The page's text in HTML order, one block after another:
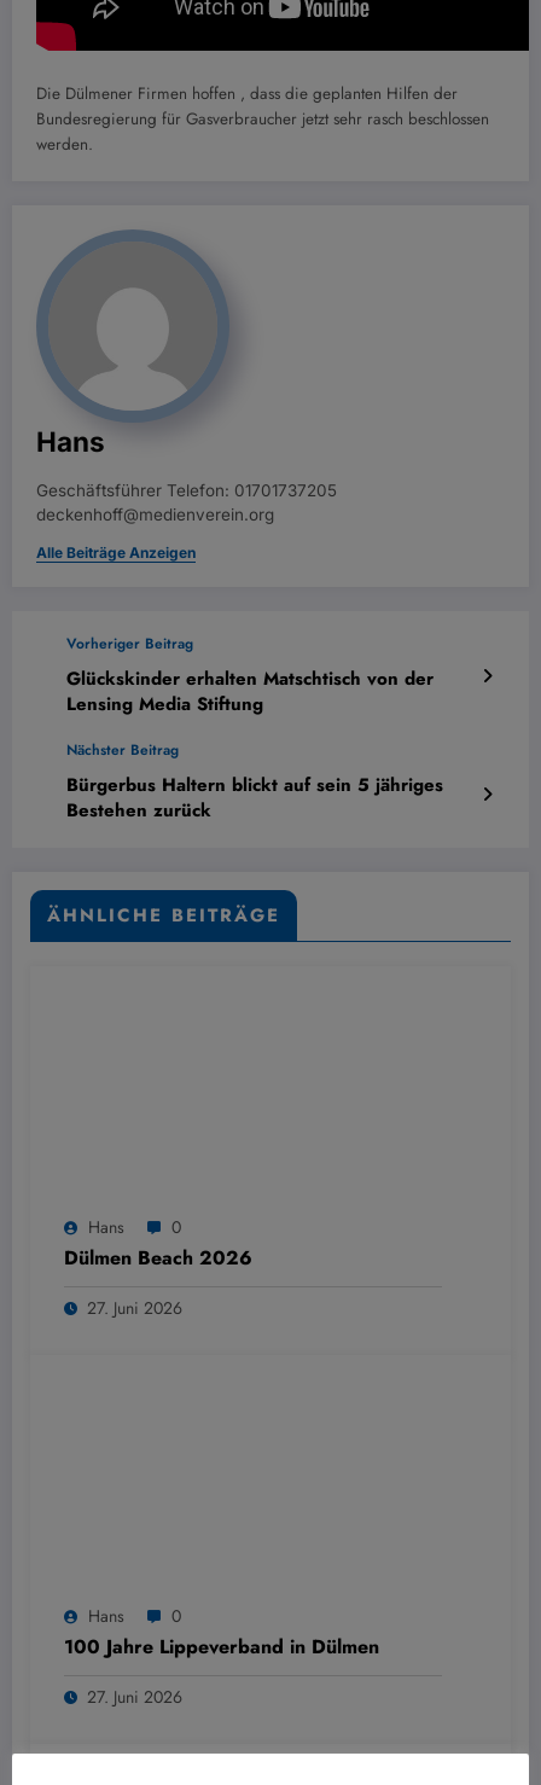
Die Dülmener Firmen hoffen , dass die geplanten Hilfen der
Bundesregierung für Gasverbraucher jetzt sehr rasch beschlossen
werden.
Hans
Geschäftsführer Telefon: 01701737205
deckenhoff@medienverein.org
Alle Beiträge Anzeigen
Vorheriger Beitrag
Glückskinder erhalten Matschtisch von der
Lensing Media Stiftung
Nächster Beitrag
Bürgerbus Haltern blickt auf sein 5 jähriges
Bestehen zurück
ÄHNLICHE BEITRÄGE
Hans 0
Dülmen Beach 2026
27. Juni 2026
Hans 0
100 Jahre Lippeverband in Dülmen
27. Juni 2026